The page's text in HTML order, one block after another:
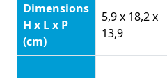
Dimensions
H x L x P
(cm)
5,9 x 18,2 x
13,9